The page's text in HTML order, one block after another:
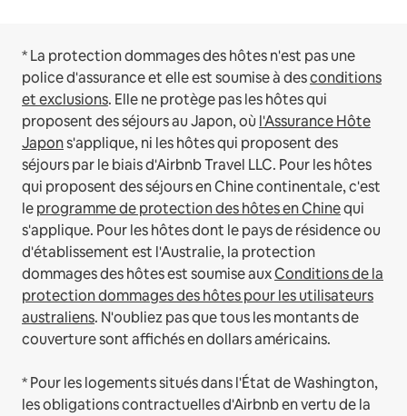
* La protection dommages des hôtes n'est pas une
police d'assurance et elle est soumise à desconditions
et exclusions. Elle ne protège pas les hôtes qui
proposent des séjours au Japon, où l'Assurance Hôte
Japons'applique, ni les hôtes qui proposent des
séjours par le biais d'Airbnb Travel LLC. Pour les hôtes
qui proposent des séjours en Chine continentale, c'est
leprogramme de protection des hôtes en Chinequi
s'applique. Pour les hôtes dont le pays de résidence ou
d'établissement est l'Australie, la protection
dommages des hôtes est soumise auxConditions de la
protection dommages des hôtes pour les utilisateurs
australiens. N'oubliez pas que tous les montants de
couverture sont affichés en dollars américains.
* Pour les logements situés dans l'État de Washington,
les obligations contractuelles d'Airbnb en vertu de la